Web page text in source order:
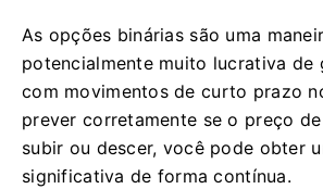
As opções binárias são uma
potencialmente muito lucrativa de
com movimentos de curto prazo
prever corretamente se o preço
subir ou descer, você pode obter
significativa de forma contínua.